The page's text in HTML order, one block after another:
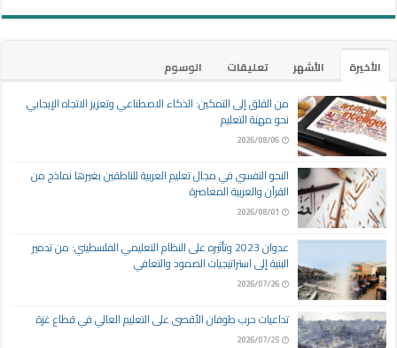
الأخيرة الأشهر تعليقات
الوسوم
من القلق إلى التمكين: الذكاء الاصطناعي وتعزيز الاتجاه الإيجابي
نحو مهنة التعليم
2026/08/06
النحو النفسي في مجال تعليم العربية للناطقين بغيرها نماذج من
القرآن والعربية المعاصرة
2026/08/01
عدوان 2023 وتأثيره على النظام التعليمي الفلسطيني: من تدمير
البنية إلى استراتيجيات الصمود والتعافي
2026/07/26
تداعيات حرب طوفان الأقصى على التعليم العالي في قطاع غزة
2026/07/25